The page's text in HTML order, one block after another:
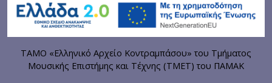
ΤΑΜΟ «Ελληνικό Αρχείο Κοντραμπάσου» του Τμήματος
Μουσικής Επιστήμης και Τέχνης (ΤΜΕΤ) του ΠΑΜΑΚ